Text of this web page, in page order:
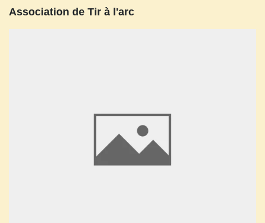
Association de Tir à l'arc